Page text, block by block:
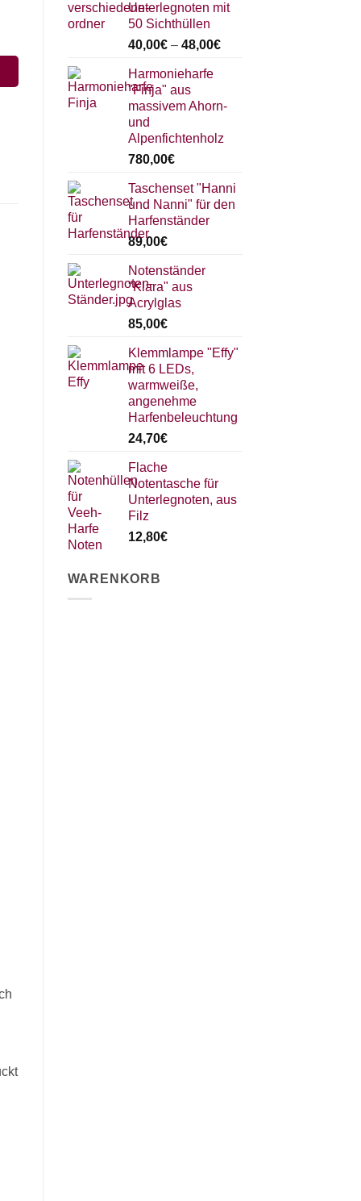
Unterlegnoten mit
50 Sichthüllen
40,00€– 48,00€
Harmonieharfe
"Finja" aus
massivem Ahorn-
und
Alpenfichtenholz
780,00€
Taschenset "Hanni
und Nanni" für den
Harfenständer
89,00€
Notenständer
"Klara" aus
Acrylglas
85,00€
Klemmlampe "Effy"
mit 6 LEDs,
warmweiße,
angenehme
Harfenbeleuchtung
24,70€
Flache
Notentasche für
Unterlegnoten, aus
Filz
12,80€
WARENKORB
Menge